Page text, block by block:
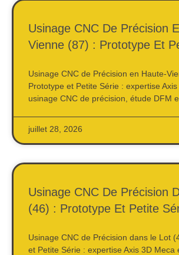
Usinage CNC De Précision
Vienne (87) : Prototype Et
Usinage CNC de Précision en Haute-
Prototype et Petite Série : expertise
usinage CNC de précision, étude DFM
juillet 28, 2026
Usinage CNC De Précision
(46) : Prototype Et Petite
Usinage CNC de Précision dans le Lot
et Petite Série : expertise Axis 3D Meca